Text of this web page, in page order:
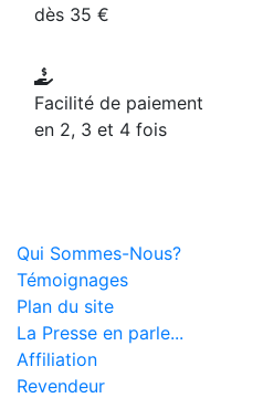
dès 35 €
Facilité de paiement
en 2, 3 et 4 fois
Qui Sommes-Nous?
Témoignages
Plan du site
La Presse en parle...
Affiliation
Revendeur